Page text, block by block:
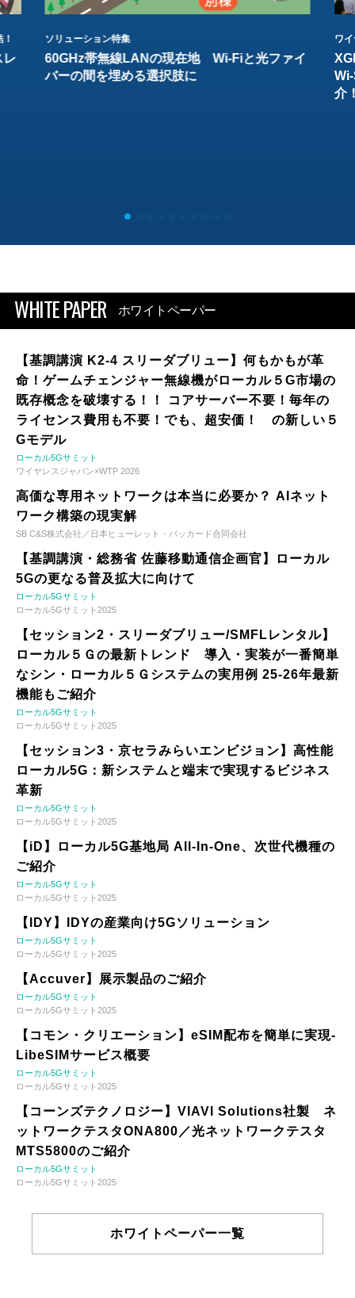
レ
ソリューション特集
60GHz帯無線LANの現在地 Wi-Fiと光ファイ
バーの間を埋める選択肢に
ワ
介
WHITE PAPER ホワイトペーパー
【基調講演 K2-4 スリーダブリュー】何もかもが革
命！ゲームチェンジャー無線機がローカル５G市場の
既存概念を破壊する！！ コアサーバー不要！毎年の
ライセンス費用も不要！でも、超安価！ の新しい５
Gモデル
ローカル5Gサミット
ワイヤレスジャパン×WTP 2026
高価な専用ネットワークは本当に必要か？ AIネット
ワーク構築の現実解
SB C&S株式会社／日本ヒューレット・パッカード合同会社
【基調講演・総務省 佐藤移動通信企画官】ローカル
5Gの更なる普及拡大に向けて
ローカル5Gサミット
ローカル5Gサミット2025
【セッション2・スリーダブリュー/SMFLレンタル】
ローカル５Ｇの最新トレンド 導入・実装が一番簡単
なシン・ローカル５Ｇシステムの実用例 25-26年最新
機能もご紹介
ローカル5Gサミット
ローカル5Gサミット2025
【セッション3・京セラみらいエンビジョン】高性能
ローカル5G：新システムと端末で実現するビジネス
革新
ローカル5Gサミット
ローカル5Gサミット2025
【iD】ローカル5G基地局 All-In-One、次世代機種の
ご紹介
ローカル5Gサミット
ローカル5Gサミット2025
【IDY】IDYの産業向け5Gソリューション
ローカル5Gサミット
ローカル5Gサミット2025
【Accuver】展示製品のご紹介
ローカル5Gサミット
ローカル5Gサミット2025
【コモン・クリエーション】eSIM配布を簡単に実現-
LibeSIMサービス概要
ローカル5Gサミット
ローカル5Gサミット2025
【コーンズテクノロジー】VIAVI Solutions社製 ネ
ットワークテスタONA800／光ネットワークテスタ
MTS5800のご紹介
ローカル5Gサミット
ローカル5Gサミット2025
ホワイトペーパー一覧